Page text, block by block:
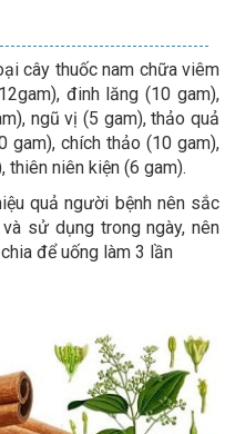
cây thuốc nam chữa viêm
đinh lăng (10 gam),
ngũ vị (5 gam), thảo quả
gam), chích thảo (10 gam),
thiên niên kiện (6 gam).
quả người bệnh nên sắc
sử dụng trong ngày, nên
để uống làm 3 lần